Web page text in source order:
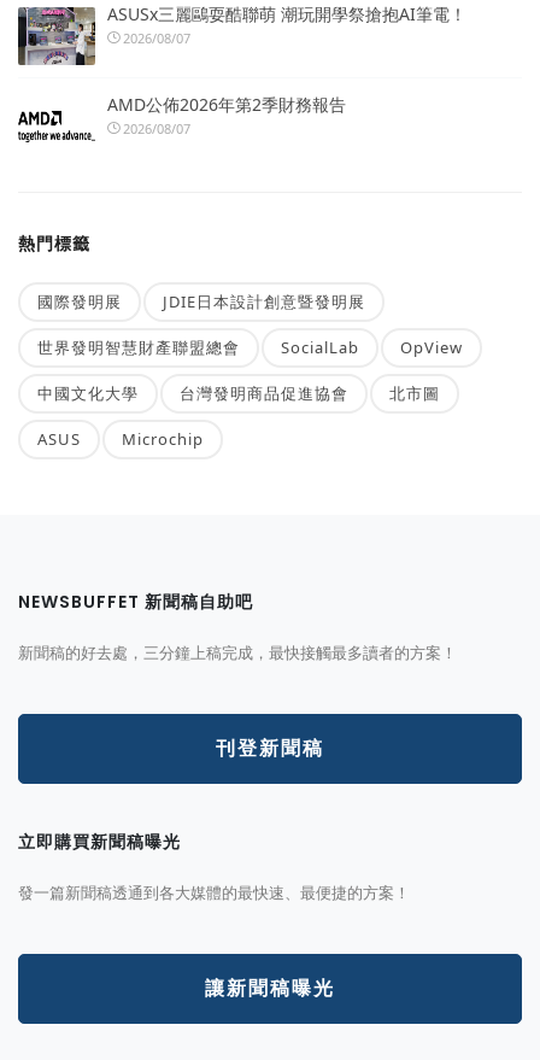
ASUSx三麗鷗耍酷聯萌 潮玩開學祭搶抱AI筆電！
2026/08/07
AMD公佈2026年第2季財務報告
2026/08/07
熱門標籤
國際發明展 JDIE日本設計創意暨發明展
世界發明智慧財產聯盟總會 SocialLab OpView
中國文化大學 台灣發明商品促進協會 北市圖
ASUS Microchip
NEWSBUFFET 新聞稿自助吧
新聞稿的好去處，三分鐘上稿完成，最快接觸最多讀者的方案！
刊登新聞稿
立即購買新聞稿曝光
發一篇新聞稿透通到各大媒體的最快速、最便捷的方案！
讓新聞稿曝光